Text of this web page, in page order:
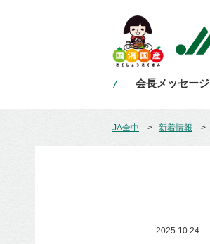
会長メッセージ
JA全中 新着情報
2025.10.24